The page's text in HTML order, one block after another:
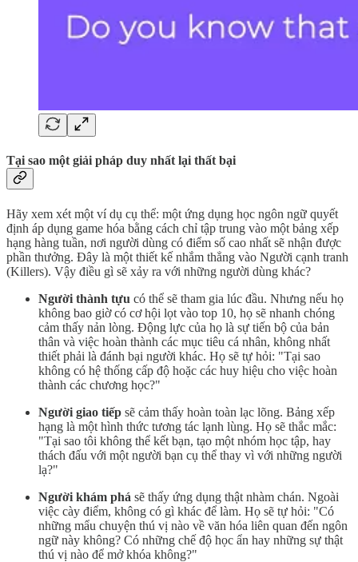
Tại sao một giải pháp duy nhất lại thất bại
Hãy xem xét một ví dụ cụ thể: một ứng dụng học ngôn ngữ quyết
định áp dụng game hóa bằng cách chỉ tập trung vào một bảng xếp
hạng hàng tuần, nơi người dùng có điểm số cao nhất sẽ nhận được
phần thưởng. Đây là một thiết kế nhắm thẳng vào Người cạnh tranh
(Killers). Vậy điều gì sẽ xảy ra với những người dùng khác?
Người thành tựu có thể sẽ tham gia lúc đầu. Nhưng nếu họ
không bao giờ có cơ hội lọt vào top 10, họ sẽ nhanh chóng
cảm thấy nản lòng. Động lực của họ là sự tiến bộ của bản
thân và việc hoàn thành các mục tiêu cá nhân, không nhất
thiết phải là đánh bại người khác. Họ sẽ tự hỏi: "Tại sao
không có hệ thống cấp độ hoặc các huy hiệu cho việc hoàn
thành các chương học?"
Người giao tiếp sẽ cảm thấy hoàn toàn lạc lõng. Bảng xếp
hạng là một hình thức tương tác lạnh lùng. Họ sẽ thắc mắc:
"Tại sao tôi không thể kết bạn, tạo một nhóm học tập, hay
thách đấu với một người bạn cụ thể thay vì với những người
lạ?"
Người khám phá sẽ thấy ứng dụng thật nhàm chán. Ngoài
việc cày điểm, không có gì khác để làm. Họ sẽ tự hỏi: "Có
những mẩu chuyện thú vị nào về văn hóa liên quan đến ngôn
ngữ này không? Có những chế độ học ẩn hay những sự thật
thú vị nào để mở khóa không?"